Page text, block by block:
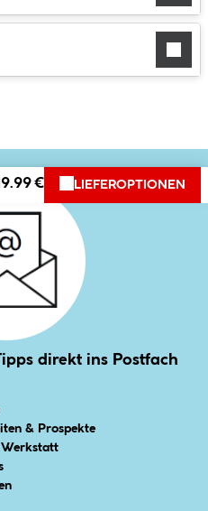
€ LIEFEROPTIONEN
direkt ins Postfach
& Prospekte
Werkstatt